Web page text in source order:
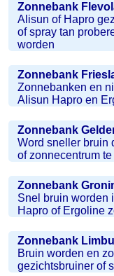
Zonnebank
Alisun of Hapro
of spray tan
worden
Zonnebank
Zonnebanken en
Alisun Hapro en
Zonnebank
Word sneller bruin
of zonnecentrum
Zonnebank
Snel bruin worden
Hapro of Ergoline
Zonnebank
Bruin worden en
gezichtsbruiner of